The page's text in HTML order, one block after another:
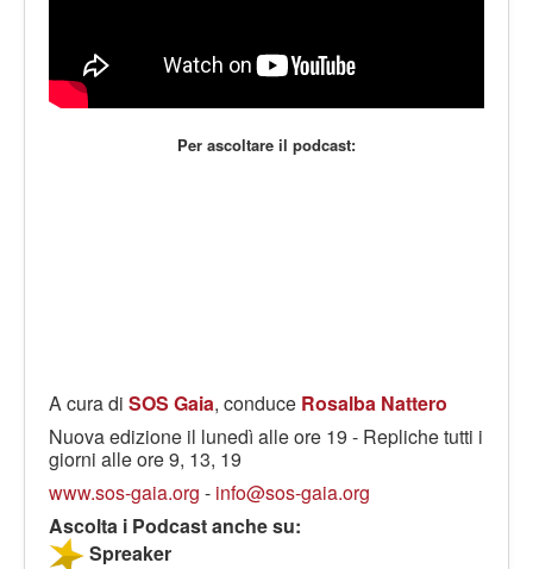
Per ascoltare il podcast:
A cura di SOS Gaia, conduce Rosalba Nattero
Nuova edizione il lunedì alle ore 19 - Repliche tutti i
giorni alle ore 9, 13, 19
www.sos-gaia.org - info@sos-gaia.org
Ascolta i Podcast anche su:
Spreaker